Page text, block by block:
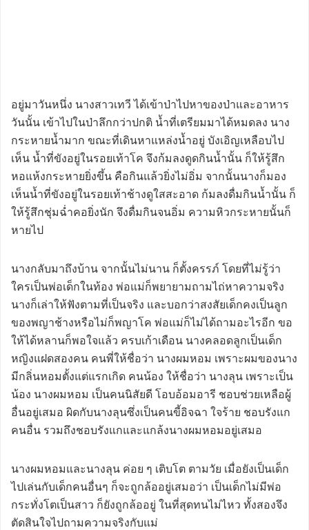
อยู่มาวันหนึ่ง นางสาวเทวี ได้เข้าป่าไปหาของป่าและอาหาร
วันนั้น เข้าไปในป่าลึกกว่าปกติ น้ำที่เตรียมมาได้หมดลง นาง
กระหายน้ำมาก ขณะที่เดินหาแหล่งน้ำอยู่ บังเอิญเหลือบไป
เห็น น้ำที่ขังอยู่ในรอยเท้าโค จึงก้มลงดูดกินน้ำนั้น ก็ให้รู้สึก
หอแห้งกระหายยิ่งขึ้น คือกินแล้วยิ่งไม่อิ่ม จากนั้นนางก็มอง
เห็นน้ำที่ขังอยู่ในรอยเท้าช้างดูใสสะอาด ก้มลงดื่มกินน้ำนั้น ก็
ให้รู้สึกชุ่มฉ่ำคอยิ่งนัก จึงดื่มกินจนอิ่ม ความหิวกระหายนั้นก็
หายไป
นางกลับมาถึงบ้าน จากนั้นไม่นาน ก็ตั้งครรภ์ โดยที่ไม่รู้ว่า
ใครเป็นพ่อเด็กในท้อง พ่อแม่ก็พยายามถามไถ่หาความจริง
นางก็เล่าให้ฟังตามที่เป็นจริง และบอกว่าสงสัยเด็กคงเป็นลูก
ของพญาช้างหรือไม่ก็พญาโค พ่อแม่ก็ไม่ได้ถามอะไรอีก ขอ
ให้ได้หลานก็พอใจแล้ว ครบเก้าเดือน นางคลอดลูกเป็นเด็ก
หญิงแฝดสองคน คนพี่ให้ชื่อว่า นางผมหอม เพราะผมของนาง
มีกลิ่นหอมตั้งแต่แรกเกิด คนน้อง ให้ชื่อว่า นางลุน เพราะเป็น
น้อง นางผมหอม เป็นคนนิสัยดี โอบอ้อมอารี ชอบช่วยเหลือผู้
อื่นอยู่เสมอ ผิดกับนางลุนซึ่งเป็นคนขี้อิจฉา ใจร้าย ชอบรังแก
คนอื่น รวมถึงชอบรังแกและแกล้งนางผมหอมอยู่เสมอ
นางผมหอมและนางลุน ค่อย ๆ เติบโต ตามวัย เมื่อยังเป็นเด็ก
ไปเล่นกับเด็กคนอื่นๆ ก็จะถูกล้ออยู่เสมอว่า เป็นเด็กไม่มีพ่อ
กระทั่งโตเป็นสาว ก็ยังถูกล้ออยู่ ในที่สุดทนไม่ไหว ทั้งสองจึง
ตัดสินใจไปถามความจริงกับแม่